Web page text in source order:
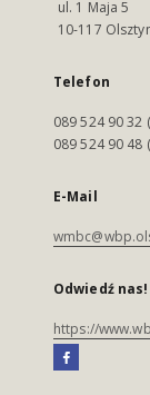
ul. 1 Maja 5
10-117
Telefon
089 524 90 32
089 524 90 48
E-Mail
Odwiedź nas!
https://